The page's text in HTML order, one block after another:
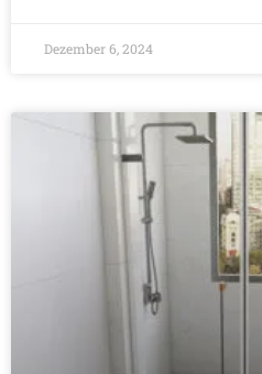
Dezember 6, 2024